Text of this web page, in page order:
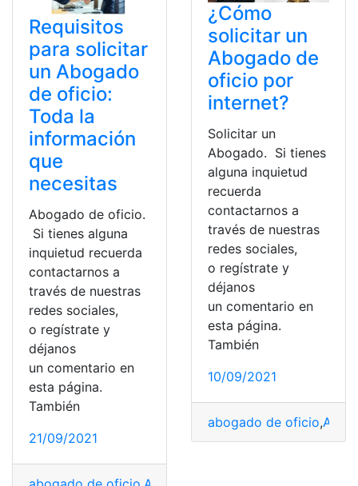
Requisitos
para solicitar
un Abogado
de oficio:
Toda la
información
que
necesitas
Abogado de oficio.
Si tienes alguna
inquietud recuerda
contactarnos a
través de nuestras
redes sociales,
o regístrate y
déjanos
un comentario en
esta página.
También
21/09/2021
¿Cómo
solicitar un
Abogado de
oficio por
internet?
Solicitar un
Abogado. Si tienes
alguna inquietud
recuerda
contactarnos a
través de nuestras
redes sociales,
o regístrate y
déjanos
un comentario en
esta página.
También
10/09/2021
abogado de oficio,